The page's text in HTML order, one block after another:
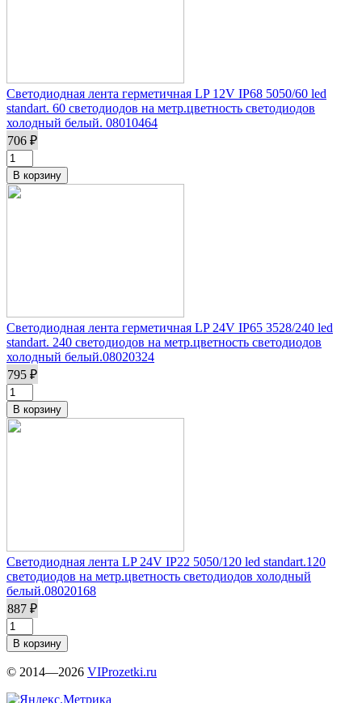
Светодиодная лента герметичная LP 12V IP68 5050/60 led
standart. 60 светодиодов на метр.цветность светодиодов
холодный белый. 08010464
706 ₽
Светодиодная лента герметичная LP 24V IP65 3528/240 led
standart. 240 светодиодов на метр.цветность светодиодов
холодный белый.08020324
795 ₽
Светодиодная лента LP 24V IP22 5050/120 led standart.120
светодиодов на метр.цветность светодиодов холодный
белый.08020168
887 ₽
© 2014—2026 VIProzetki.ru